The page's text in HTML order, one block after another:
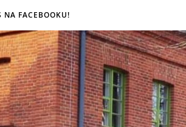
NA FACEBOOKU!